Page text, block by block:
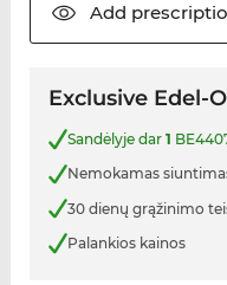
Add
Exclusive Edel-
Sandėlyje dar 1
Nemokamas
30 dienų grąžinimo
Palankios kainos